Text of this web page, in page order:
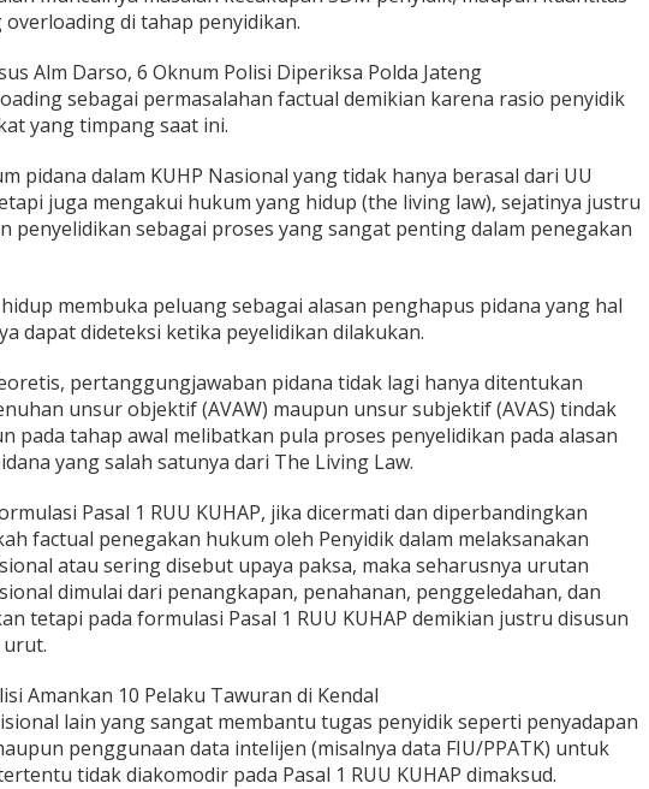
di tahap penyidikan.
Alm Darso, 6 Oknum Polisi Diperiksa Polda Jateng
sebagai permasalahan factual demikian karena rasio penyidik
yang timpang saat ini.
pidana dalam KUHP Nasional yang tidak hanya berasal dari UU
juga mengakui hukum yang hidup (the living law), sejatinya justru
penyelidikan sebagai proses yang sangat penting dalam penegakan
membuka peluang sebagai alasan penghapus pidana yang hal
dapat dideteksi ketika peyelidikan dilakukan.
pertanggungjawaban pidana tidak lagi hanya ditentukan
unsur objektif (AVAW) maupun unsur subjektif (AVAS) tindak
pada tahap awal melibatkan pula proses penyelidikan pada alasan
yang salah satunya dari The Living Law.
Pasal 1 RUU KUHAP, jika dicermati dan diperbandingkan
factual penegakan hukum oleh Penyidik dalam melaksanakan
atau sering disebut upaya paksa, maka seharusnya urutan
dimulai dari penangkapan, penahanan, penggeledahan, dan
tetapi pada formulasi Pasal 1 RUU KUHAP demikian justru disusun
Amankan 10 Pelaku Tawuran di Kendal
lain yang sangat membantu tugas penyidik seperti penyadapan
penggunaan data intelijen (misalnya data FIU/PPATK) untuk
tidak diakomodir pada Pasal 1 RUU KUHAP dimaksud.